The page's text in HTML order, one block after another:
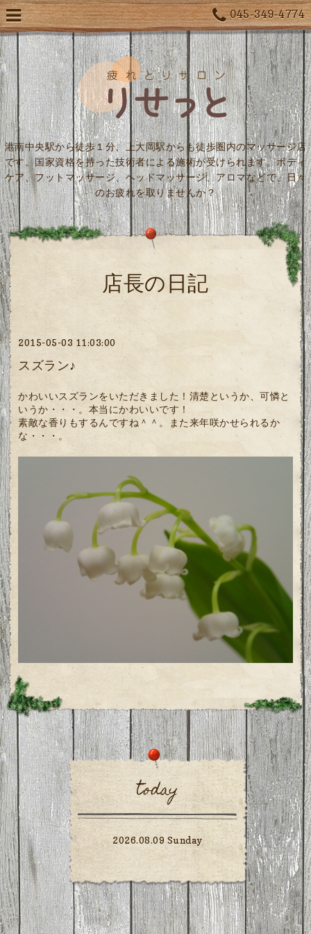
045-349-4774
港南中央駅から徒歩１分、上大岡駅からも徒歩圏内のマッサージ店
です。国家資格を持った技術者による施術が受けられます。ボディ
ケア、フットマッサージ、ヘッドマッサージ、アロマなどで、日々
のお疲れを取りませんか？
店長の日記
2015-05-03 11:03:00
スズラン♪
かわいいスズランをいただきました！清楚というか、可憐と
いうか・・・。本当にかわいいです！
素敵な香りもするんですね＾＾。また来年咲かせられるか
な・・・。
today
2026.08.09 Sunday